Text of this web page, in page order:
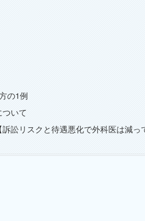
の1例
いて
訟リスクと待遇悪化で外科医は減っ